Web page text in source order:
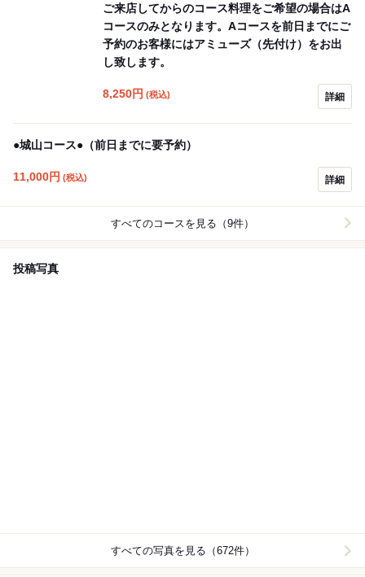
ご来店してからのコース料理をご希望の場合はA
コースのみとなります。Aコースを前日までにご
予約のお客様にはアミューズ（先付け）をお出
し致します。
8,250円 (税込) 詳細
●城山コース●（前日までに要予約）
11,000円 (税込) 詳細
すべてのコースを見る（9件）
投稿写真
すべての写真を見る（672件）